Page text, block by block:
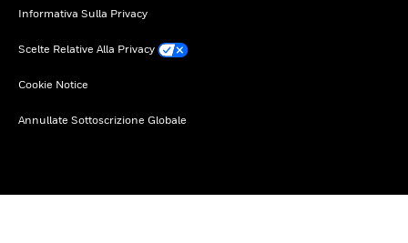
Informativa Sulla Privacy
Scelte Relative Alla Privacy
Cookie Notice
Annullate Sottoscrizione Globale